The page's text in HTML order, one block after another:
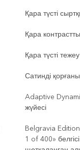
Қара түсті
Қара
Қара түсті
Сатинді
Adaptive
жүйесі
Belgravia
1 of 400»